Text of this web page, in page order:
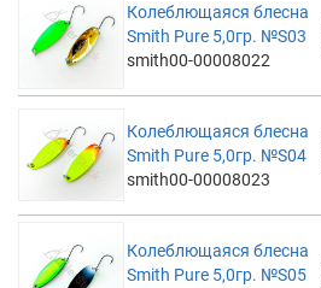
Колеблющаяся блесна
Smith Pure 5,0гр. №S03
smith00-00008022
Колеблющаяся блесна
Smith Pure 5,0гр. №S04
smith00-00008023
Колеблющаяся блесна
Smith Pure 5,0гр. №S05